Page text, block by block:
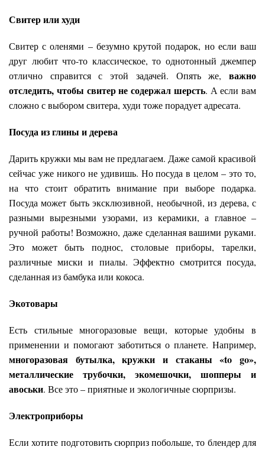
Свитер или худи
Свитер с оленями – безумно крутой подарок, но если ваш
друг любит что-то классическое, то однотонный джемпер
отлично справится с этой задачей.
Опять же,важно
отследить, чтобы свитер не содержал шерсть. А если вам
сложно с выбором свитера, худи тоже порадует адресата.
Посуда из глины и дерева
Дарить кружки мы вам не предлагаем. Даже самой красивой
сейчас уже никого не удивишь. Но посуда в целом – это то,
на что стоит обратить внимание при выборе подарка.
Посуда может быть эксклюзивной, необычной, из дерева, с
разными вырезными узорами, из керамики, а главное –
ручной работы! Возможно, даже сделанная вашими руками.
Это может быть поднос, столовые приборы, тарелки,
различные миски и пиалы. Эффектно смотрится посуда,
сделанная из бамбука или кокоса.
Экотовары
Есть стильные многоразовые вещи, которые удобны в
применении и помогают заботиться о планете. Например,
многоразовая бутылка, кружки и стаканы «to go»,
металлические трубочки, экомешочки, шопперы и
авоськи. Все это – приятные и экологичные сюрпризы.
Электроприборы
Если хотите подготовить сюрприз побольше, то блендер для